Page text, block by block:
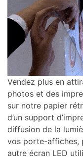
Vendez plus en
photos et des
sur notre papier
d’un support
diffusion de la
vos porte-affiches,
autre écran LED